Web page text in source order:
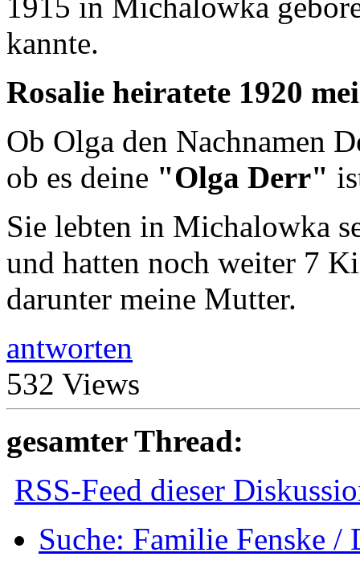
kannte.
Rosalie heiratete 1920
Ob Olga den Nachnamen
ob es deine "Olga Derr"
Sie lebten in Michalowka
und hatten noch weiter 7
darunter meine Mutter.
antworten
532 Views
gesamter Thread:
RSS-Feed dieser
Suche: Familie Fenske